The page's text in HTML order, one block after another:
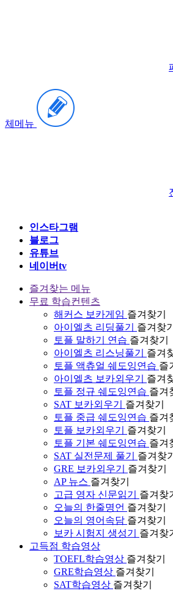
체메뉴
인스타그램
블로그
유튜브
네이버tv
즐겨찾는 메뉴
무료 학습컨텐츠
해커스 보카게임 즐겨찾기
아이엘츠 리딩풀기
즐겨찾기
토플 말하기 연습 즐겨찾기
아이엘츠 리스닝풀기
즐겨
토플 액츄얼 쉐도잉연습 즐
아이엘츠 보카외우기
즐겨
토플 정규 쉐도잉연습 즐겨
SAT 보카외우기
즐겨찾기
토플 중급 쉐도잉연습 즐겨
토플 보카외우기
즐겨찾기
토플 기본 쉐도잉연습 즐겨
SAT 실전문제 풀기
즐겨찾기
GRE 보카외우기
즐겨찾기
AP 뉴스 즐겨찾기
고급 영자 신문읽기
즐겨찾
오늘의 한줄명언 즐겨찾기
오늘의 영어속담 즐겨찾기
보카 시험지 생성기
즐겨찾
고득점 학습영상
TOEFL학습영상 즐겨찾기
GRE학습영상 즐겨찾기
SAT학습영상 즐겨찾기